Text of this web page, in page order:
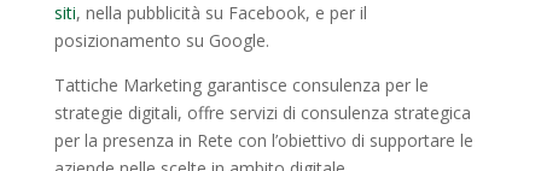
siti, nella pubblicità su Facebook, e per il
posizionamento su Google.
Tattiche Marketing garantisce consulenza per le
strategie digitali, offre servizi di consulenza strategica
per la presenza in Rete con l’obiettivo di supportare le